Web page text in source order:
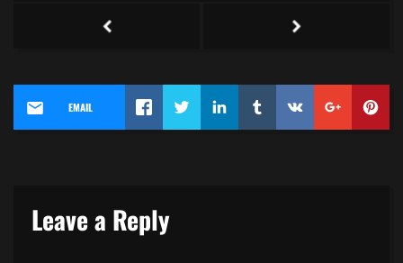
EMAIL
Leave a Reply